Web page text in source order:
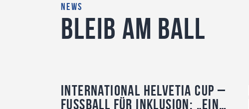
NEWS
BLEIB AM BALL
International Helvetia Cup –
Fussball für Inklusion: „Ein